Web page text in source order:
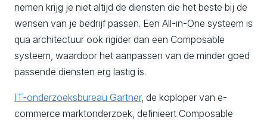
nemen krijg je niet altijd de diensten die het beste bij de
wensen van je bedrijf passen. Een All-in-One systeem is
qua architectuur ook rigider dan een Composable
systeem, waardoor het aanpassen van de minder goed
passende diensten erg lastig is.
IT-onderzoeksbureau Gartner, de koploper van e-
commerce marktonderzoek, definieert Composable